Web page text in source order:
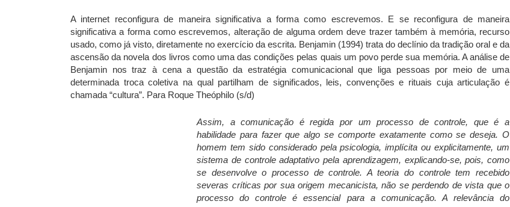
A internet reconfigura de maneira significativa a forma como escrevemos. E se reconfigura de maneira
significativa a forma como escrevemos, alteração de alguma ordem deve trazer também à memória, recurso
usado, como já visto, diretamente no exercício da escrita. Benjamin (1994) trata do declínio da tradição oral e da
ascensão da novela dos livros como uma das condições pelas quais um povo perde sua memória. A análise de
Benjamin nos traz à cena a questão da estratégia comunicacional que liga pessoas por meio de uma
determinada troca coletiva na qual partilham de significados, leis, convenções e rituais cuja articulação é
chamada “cultura”. Para Roque Theóphilo (s/d)
Assim, a comunicação é regida por um processo de controle, que é a
habilidade para fazer que algo se comporte exatamente como se deseja. O
homem tem sido considerado pela psicologia, implícita ou explicitamente, um
sistema de controle adaptativo pela aprendizagem, explicando-se, pois, como
se desenvolve o processo de controle. A teoria do controle tem recebido
severas críticas por sua origem mecanicista, não se perdendo de vista que o
processo do controle é essencial para a comunicação. A relevância do